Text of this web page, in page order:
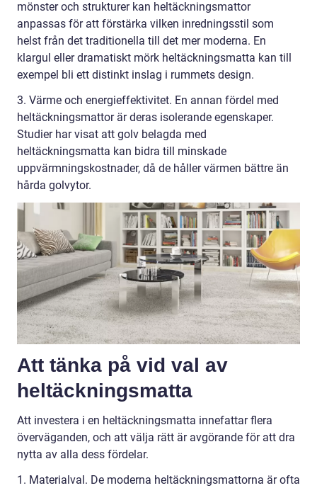
mönster och strukturer kan heltäckningsmattor
anpassas för att förstärka vilken inredningsstil som
helst från det traditionella till det mer moderna. En
klargul eller dramatiskt mörk heltäckningsmatta kan till
exempel bli ett distinkt inslag i rummets design.
3. Värme och energieffektivitet. En annan fördel med
heltäckningsmattor är deras isolerande egenskaper.
Studier har visat att golv belagda med
heltäckningsmatta kan bidra till minskade
uppvärmningskostnader, då de håller värmen bättre än
hårda golvytor.
Att tänka på vid val av
heltäckningsmatta
Att investera i en heltäckningsmatta innefattar flera
överväganden, och att välja rätt är avgörande för att dra
nytta av alla dess fördelar.
1. Materialval. De moderna heltäckningsmattorna är ofta